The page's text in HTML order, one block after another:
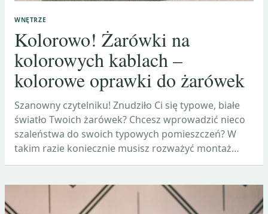
WNĘTRZE
Kolorowo! Żarówki na
kolorowych kablach –
kolorowe oprawki do żarówek
Szanowny czytelniku! Znudziło Ci się typowe, białe
światło Twoich żarówek? Chcesz wprowadzić nieco
szaleństwa do swoich typowych pomieszczeń? W
takim razie koniecznie musisz rozważyć montaż…